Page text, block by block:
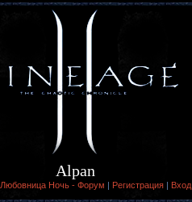
Alpan
Любовница Ночь - Форум | Регистрация| Вход